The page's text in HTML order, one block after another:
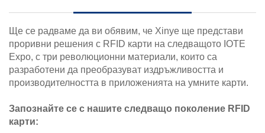
Ще се радваме да ви обявим, че Xinye ще представи
проривни решения с RFID карти на следващото IOTE
Expo, с три революционни материали, които са
разработени да преобразуват издръжливостта и
производителността в приложенията на умните карти.
Запознайте се с нашите следващо поколение RFID
карти: